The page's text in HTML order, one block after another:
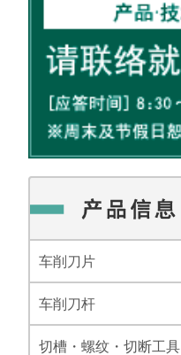
车削刀片
车削刀杆
切槽・螺纹・切断工具